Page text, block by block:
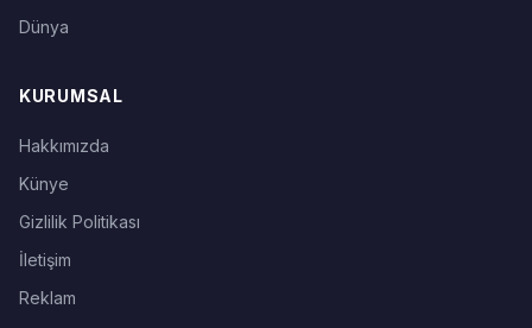
Dünya
KURUMSAL
Hakkımızda
Künye
Gizlilik Politikası
İletişim
Reklam